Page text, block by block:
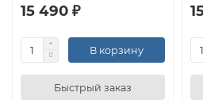
15 490 ₽
В корзину
Быстрый заказ